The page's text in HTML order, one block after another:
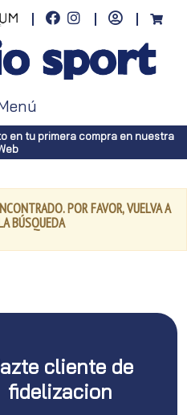
en tu primera compra en nuestra
POR FAVOR, VUELVA A
BÚSQUEDA
cliente de
fidelizacion